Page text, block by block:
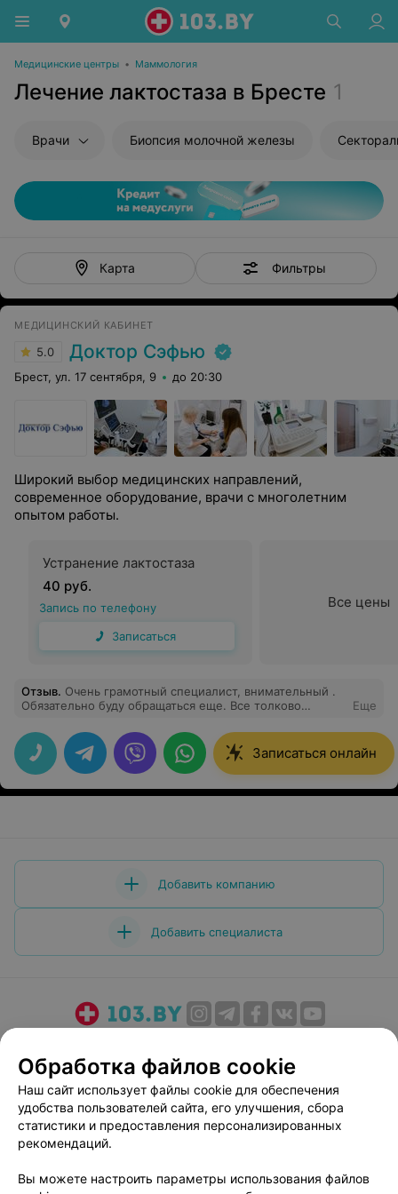
Медицинские центры • Маммология
Лечение лактостаза в Бресте 1
Врачи Биопсия молочной железы
Карта Фильтры
МЕДИЦИНСКИЙ КАБИНЕТ
5.0 Доктор Сэфью
Брест, ул. 17 сентября, 9 до 20:30
Широкий выбор медицинских направлений,
современное оборудование, врачи с многолетним
опытом работы.
Устранение лактостаза
40 руб.
Запись по телефону
Записаться
Все цены
Отзыв. Очень грамотный специалист, внимательный .
Обязательно буду обращаться еще. Все толково
Еще
Записаться онлайн
Добавить компанию
Добавить специалиста
Медицинский маркетинг
Публичный договор
Пользовательское соглашение
Способы оплаты
Вакансии
Партнеры
Персональные настройки cookie
Обработка файлов cookie
Наш сайт использует файлы cookie для обеспечения
удобства пользователей сайта, его улучшения, сбора
статистики и предоставления персонализированных
рекомендаций.
Вы можете настроить параметры использования файлов